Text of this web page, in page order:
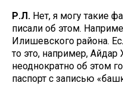
Р.Л. Нет, я могу такие
писали об этом.
Илишевского района.
то это, например,
неоднократно об этом
паспорт с записью